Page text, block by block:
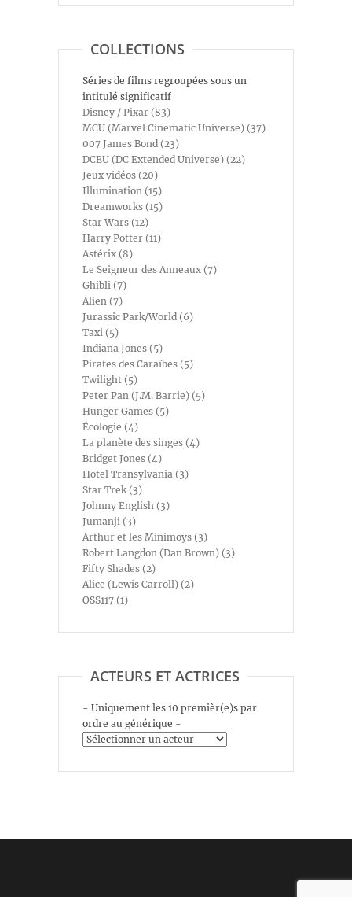
COLLECTIONS
Séries de films regroupées sous un
intitulé significatif
Disney / Pixar (83)
MCU (Marvel Cinematic Universe) (37)
007 James Bond (23)
DCEU (DC Extended Universe) (22)
Jeux vidéos (20)
Illumination (15)
Dreamworks (15)
Star Wars (12)
Harry Potter (11)
Astérix (8)
Le Seigneur des Anneaux (7)
Ghibli (7)
Alien (7)
Jurassic Park/World (6)
Taxi (5)
Indiana Jones (5)
Pirates des Caraïbes (5)
Twilight (5)
Peter Pan (J.M. Barrie) (5)
Hunger Games (5)
Écologie (4)
La planète des singes (4)
Bridget Jones (4)
Hotel Transylvania (3)
Star Trek (3)
Johnny English (3)
Jumanji (3)
Arthur et les Minimoys (3)
Robert Langdon (Dan Brown) (3)
Fifty Shades (2)
Alice (Lewis Carroll) (2)
OSS117 (1)
ACTEURS ET ACTRICES
- Uniquement les 10 premièr(e)s par
ordre au générique -